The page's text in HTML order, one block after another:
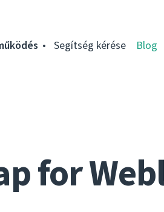
Segítség kérése Blog
for